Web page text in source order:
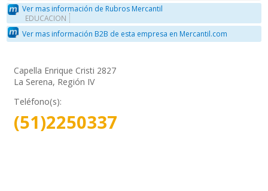
Ver mas información de Rubros Mercantil
EDUCACION
Ver mas información B2B de esta empresa en Mercantil.com
Capella Enrique Cristi 2827
La Serena, Región IV
Teléfono(s):
(51)2250337